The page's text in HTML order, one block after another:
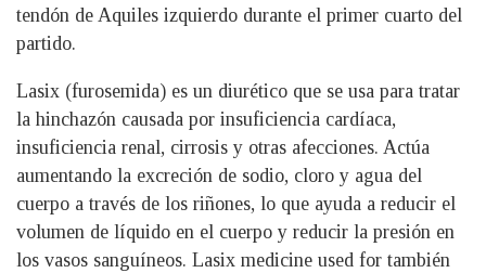
tendón de Aquiles izquierdo durante el primer cuarto del
partido.
Lasix (furosemida) es un diurético que se usa para tratar
la hinchazón causada por insuficiencia cardíaca,
insuficiencia renal, cirrosis y otras afecciones. Actúa
aumentando la excreción de sodio, cloro y agua del
cuerpo a través de los riñones, lo que ayuda a reducir el
volumen de líquido en el cuerpo y reducir la presión en
los vasos sanguíneos. Lasix medicine used for también